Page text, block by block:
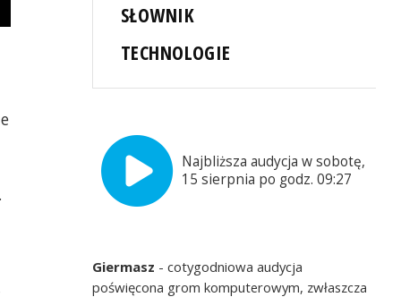
SŁOWNIK
TECHNOLOGIE
Najbliższa audycja w sobotę,
15 sierpnia po godz. 09:27
Giermasz - cotygodniowa audycja
poświęcona grom komputerowym, zwłaszcza